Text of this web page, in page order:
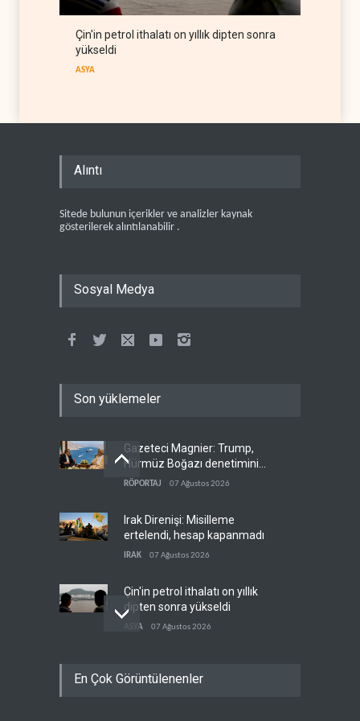
Çin'in petrol ithalatı on yıllık dipten sonra
yükseldi
ASYA
Alıntı
Sitede bulunun içerikler ve analizler kaynak
gösterilerek alıntılanabilir .
Sosyal Medya
Son yüklemeler
Gazeteci Magnier: Trump,
Hürmüz Boğazı denetimini
doğrudan İran ve Umman'a
RÖPORTAJ 07 Ağustos 2026
Irak Direnişi: Misilleme
ertelendi, hesap kapanmadı
IRAK 07 Ağustos 2026
Çin'in petrol ithalatı on yıllık
dipten sonra yükseldi
ASYA 07 Ağustos 2026
sonra petrol üretimini rekor
En Çok Görüntülenenler